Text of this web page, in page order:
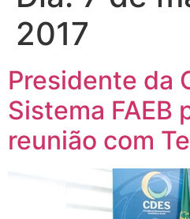
2017
Presidente da
Sistema FAEB
reunião com